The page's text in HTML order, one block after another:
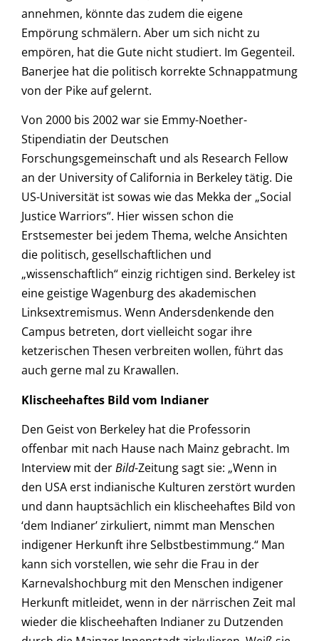
annehmen, könnte das zudem die eigene
Empörung schmälern. Aber um sich nicht zu
empören, hat die Gute nicht studiert. Im Gegenteil.
Banerjee hat die politisch korrekte Schnappatmung
von der Pike auf gelernt.
Von 2000 bis 2002 war sie Emmy-Noether-
Stipendiatin der Deutschen
Forschungsgemeinschaft und als Research Fellow
an der University of California in Berkeley tätig. Die
US-Universität ist sowas wie das Mekka der „Social
Justice Warriors“. Hier wissen schon die
Erstsemester bei jedem Thema, welche Ansichten
die politisch, gesellschaftlichen und
„wissenschaftlich“ einzig richtigen sind. Berkeley ist
eine geistige Wagenburg des akademischen
Linksextremismus. Wenn Andersdenkende den
Campus betreten, dort vielleicht sogar ihre
ketzerischen Thesen verbreiten wollen, führt das
auch gerne mal zu Krawallen.
Klischeehaftes Bild vom Indianer
Den Geist von Berkeley hat die Professorin
offenbar mit nach Hause nach Mainz gebracht. Im
Interview mit derBild-Zeitung sagt sie: „Wenn in
den USA erst indianische Kulturen zerstört wurden
und dann hauptsächlich ein klischeehaftes Bild von
‘dem Indianer’ zirkuliert, nimmt man Menschen
indigener Herkunft ihre Selbstbestimmung.“ Man
kann sich vorstellen, wie sehr die Frau in der
Karnevalshochburg mit den Menschen indigener
Herkunft mitleidet, wenn in der närrischen Zeit mal
wieder die klischeehaften Indianer zu Dutzenden